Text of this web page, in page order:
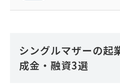
知見を活して、みな
シングルマザーの起
成金・融資3選